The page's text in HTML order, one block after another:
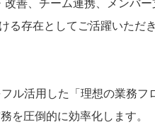
善、チーム連携、メンバ
る存在としてご活躍いただ
ル活用した「理想の業務
を圧倒的に効率化します。